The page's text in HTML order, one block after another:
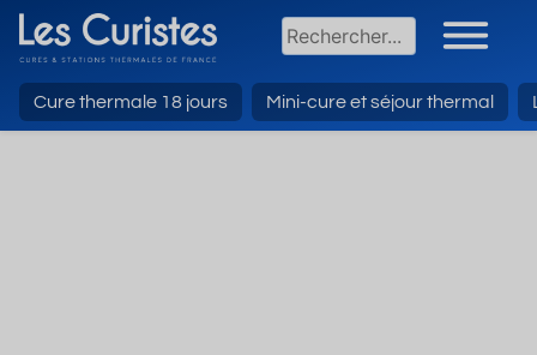
Cure thermale 18 jours Mini-cure et séjour thermal